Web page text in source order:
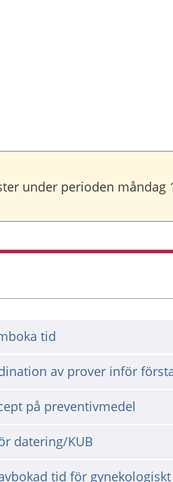
under perioden
tid
på preventivmedel
datering/KUB